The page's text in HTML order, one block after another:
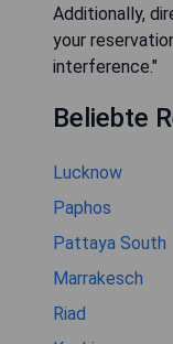
Additionally,
your
interference."
Beliebte
Lucknow
Paphos
Pattaya South
Marrakesch
Riad